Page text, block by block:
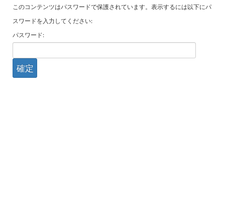
このコンテンツはパスワードで保護されています。表示するには以下にパ
スワードを入力してください:
パスワード: